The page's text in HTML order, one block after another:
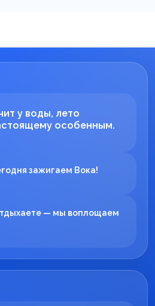
у воды, лето
особенным.
зажигаем Вока!
— мы воплощаем